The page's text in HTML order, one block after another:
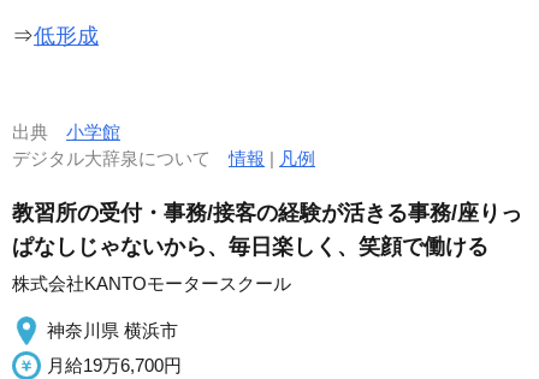
⇒低形成
出典 小学館
デジタル大辞泉について情報 | 凡例
教習所の受付・事務/接客の経験が活きる事務/座りっ
ぱなしじゃないから、毎日楽しく、笑顔で働ける
株式会社KANTOモータースクール
神奈川県 横浜市
月給19万6,700円